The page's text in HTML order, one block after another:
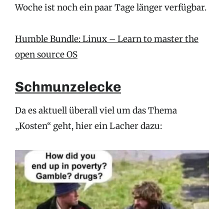
Woche ist noch ein paar Tage länger verfügbar.
Humble Bundle: Linux – Learn to master the
open source OS
Schmunzelecke
Da es aktuell überall viel um das Thema
„Kosten“ geht, hier ein Lacher dazu: